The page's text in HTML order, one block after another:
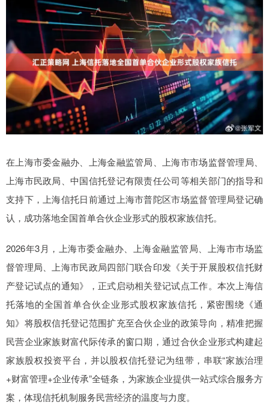
在上海市委金融办、上海金融监管局、上海市市场监督管理局、
上海市民政局、中国信托登记有限责任公司等相关部门的指导和
支持下，上海信托日前通过上海市普陀区市场监督管理局登记确
认，成功落地全国首单合伙企业形式的股权家族信托。
2026年3月，上海市委金融办、上海金融监管局、上海市市场监
督管理局、上海市民政局四部门联合印发《关于开展股权信托财
产登记试点的通知》，正式启动相关登记试点工作。本次上海信
托落地的全国首单合伙企业形式股权家族信托，紧密围绕《通
知》将股权信托登记范围扩充至合伙企业的政策导向，精准把握
民营企业家族财富代际传承的窗口期，通过合伙企业形式构建起
家族股权投资平台，并以股权信托登记为纽带，串联“家族治理
+财富管理+企业传承”全链条，为家族企业提供一站式综合服务方
案，体现信托机制服务民营经济的温度与力度。